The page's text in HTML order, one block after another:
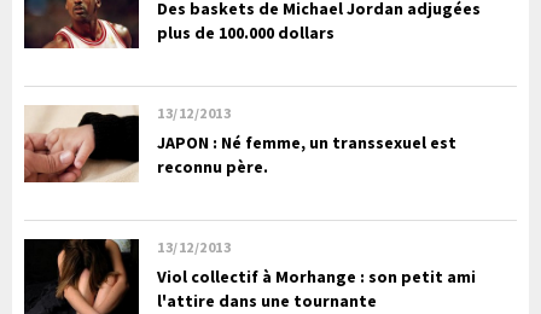
Des baskets de Michael Jordan adjugées
plus de 100.000 dollars
13/12/2013
JAPON : Né femme, un transsexuel est
reconnu père.
13/12/2013
Viol collectif à Morhange : son petit ami
l'attire dans une tournante